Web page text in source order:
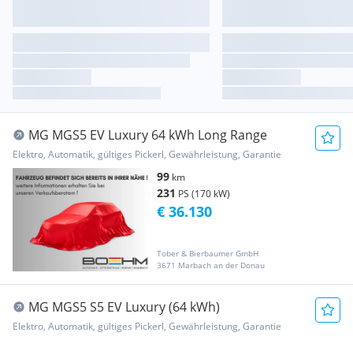
MG MGS5 EV Luxury 64 kWh Long Range
Elektro, Automatik, gültiges Pickerl, Gewährleistung, Garantie
99 km
231 PS (170 kW)
Tober & Bierbaumer GmbH
3671 Marbach an der Donau
€ 36.130
MG MGS5 S5 EV Luxury (64 kWh)
Elektro, Automatik, gültiges Pickerl, Gewährleistung, Garantie